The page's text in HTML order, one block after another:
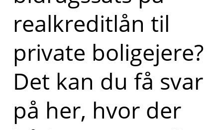
realkreditlån til
private boligejere?
Det kan du få svar
på her, hvor der